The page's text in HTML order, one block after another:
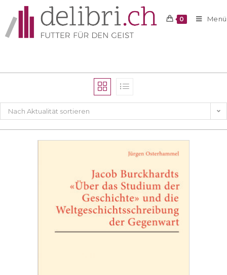
0 Menü
Nach Aktualität sortieren